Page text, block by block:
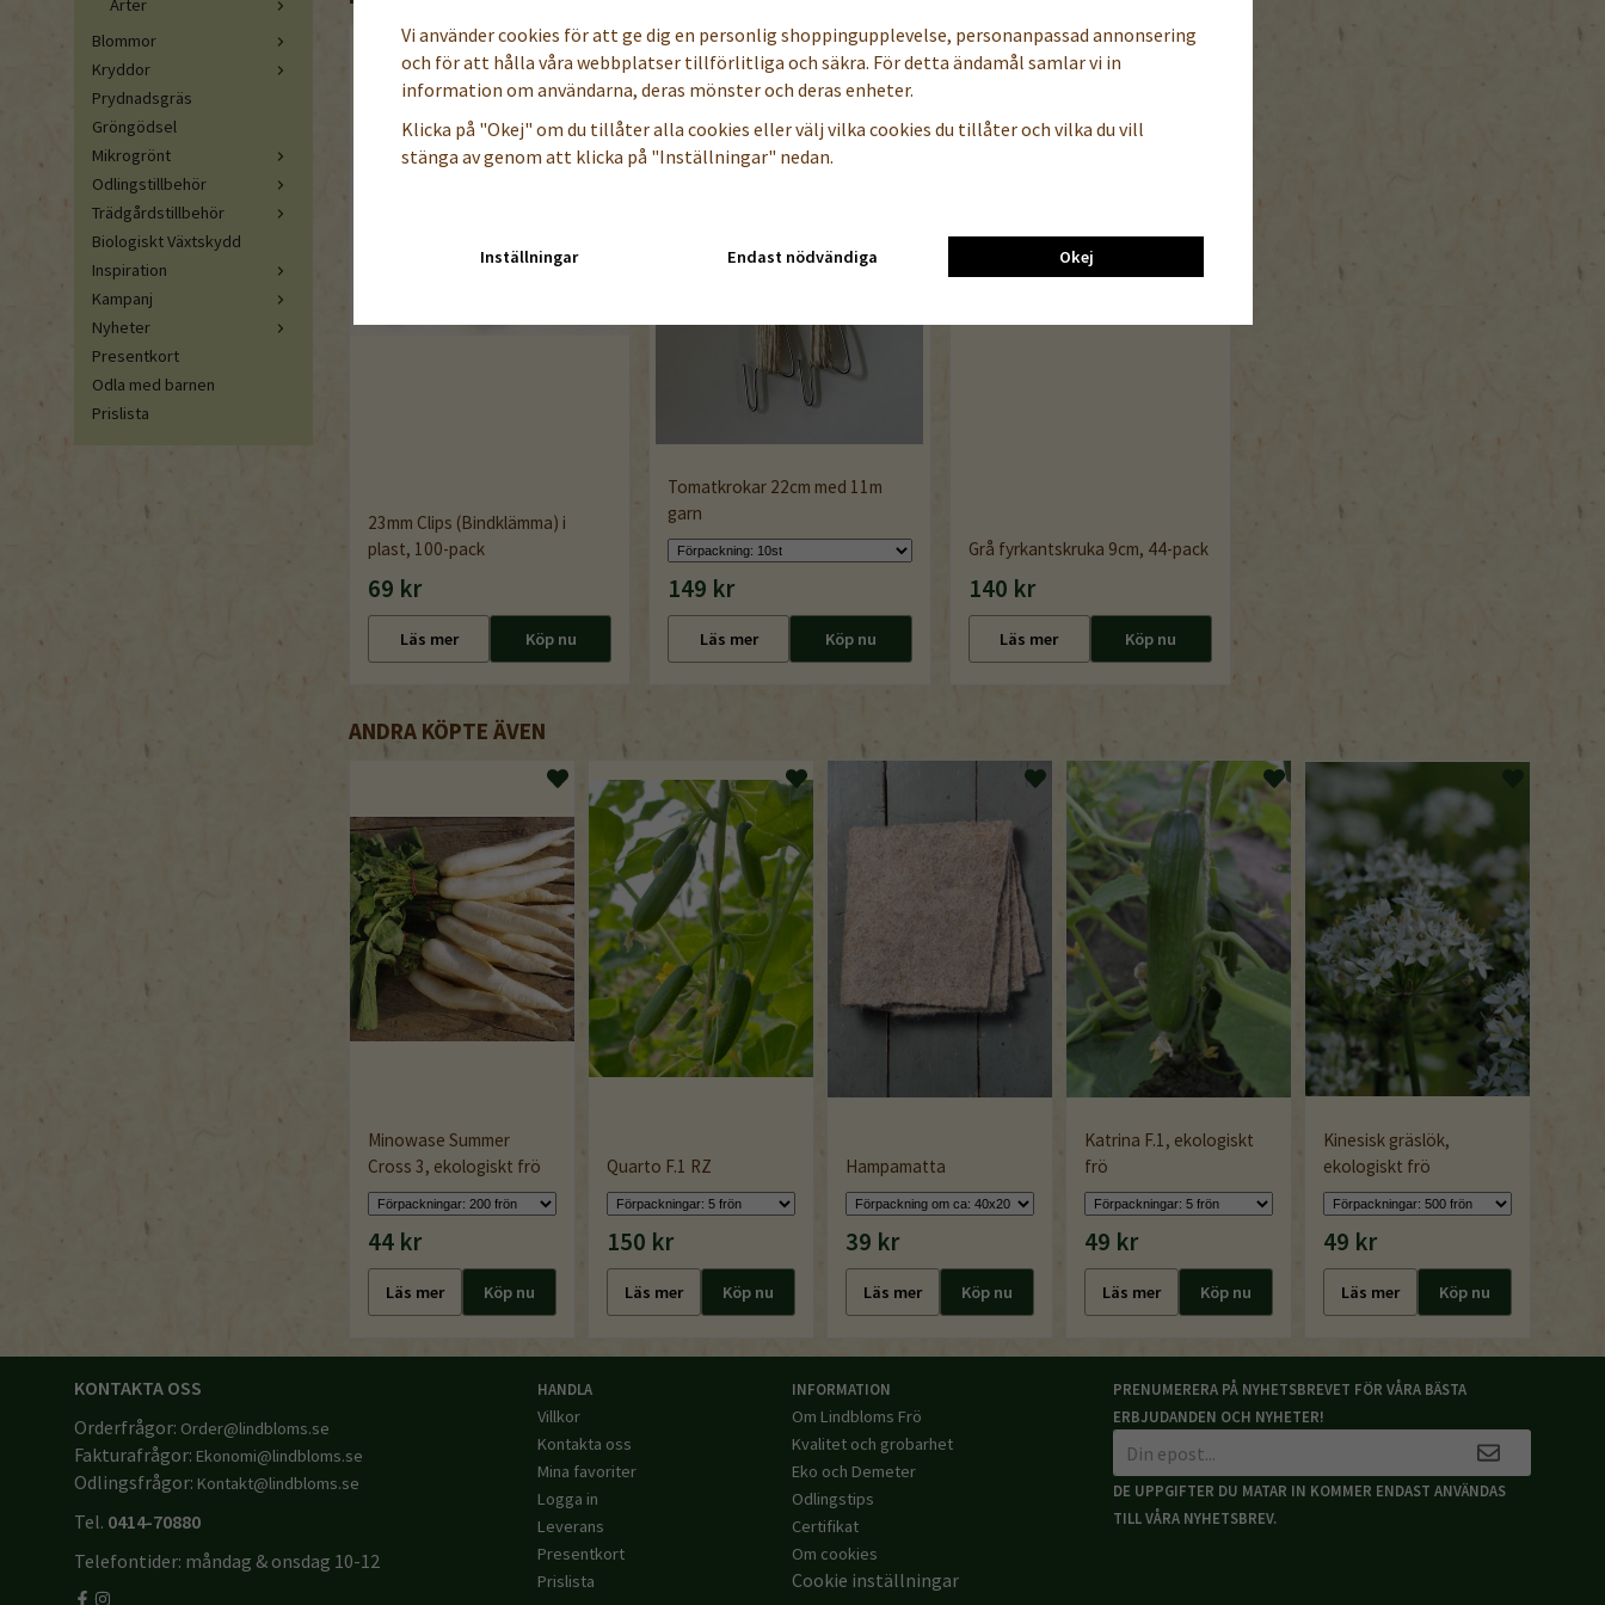
Ärter
Blommor
Kryddor
Prydnadsgräs
Gröngödsel
Mikrogrönt
Odlingstillbehör
Trädgårdstillbehör
Biologiskt Växtskydd
Inspiration
Kampanj
Nyheter
Presentkort
Odla med barnen
Prislista
23mm Clips (Bindklämma) i
plast, 100-pack
69 kr
Läs mer Köp nu
Tomatkrokar 22cm med 11m
garn
149 kr
Läs mer Köp nu
Grå fyrkantskruka 9cm, 44-pack
140 kr
Läs mer Köp nu
ANDRA KÖPTE ÄVEN
Minowase Summer
Cross 3, ekologiskt frö
44 kr
Läs mer Köp nu
Quarto F.1 RZ
150 kr
Läs mer Köp nu
Hampamatta
39 kr
Läs mer Köp nu
Katrina F.1, ekologiskt
frö
49 kr
Läs mer Köp nu
Kinesisk gräslök,
ekologiskt frö
49 kr
Läs mer Köp nu
KONTAKTA OSS
Orderfrågor: Order@lindbloms.se
Fakturafrågor: Ekonomi@lindbloms.se
Odlingsfrågor: Kontakt@lindbloms.se
Tel. 0414-70880
Telefontider: måndag & onsdag 10-12
HANDLA
Villkor
Kontakta oss
Mina favoriter
Logga in
Leverans
Presentkort
Prislista
INFORMATION
Om Lindbloms Frö
Kvalitet och grobarhet
Eko och Demeter
Odlingstips
Certifikat
Om cookies
Cookie inställningar
PRENUMERERA PÅ NYHETSBREVET FÖR VÅRA BÄSTA
ERBJUDANDEN OCH NYHETER!
DE UPPGIFTER DU MATAR IN KOMMER ENDAST ANVÄNDAS
TILL VÅRA NYHETSBREV.
Vi använder cookies för att ge dig en personlig shoppingupplevelse, personanpassad annonsering
och för att hålla våra webbplatser tillförlitliga och säkra. För detta ändamål samlar vi in
information om användarna, deras mönster och deras enheter.
Klicka på "Okej" om du tillåter alla cookies eller välj vilka cookies du tillåter och vilka du vill
stänga av genom att klicka på "Inställningar" nedan.
Inställningar Endast nödvändiga Okej